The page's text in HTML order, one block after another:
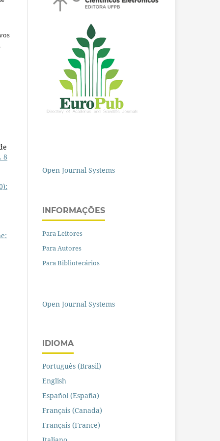
8
Open Journal Systems
INFORMAÇÕES
Para Leitores
Para Autores
Para Bibliotecários
Open Journal Systems
IDIOMA
Português (Brasil)
English
Español (España)
Français (Canada)
Français (France)